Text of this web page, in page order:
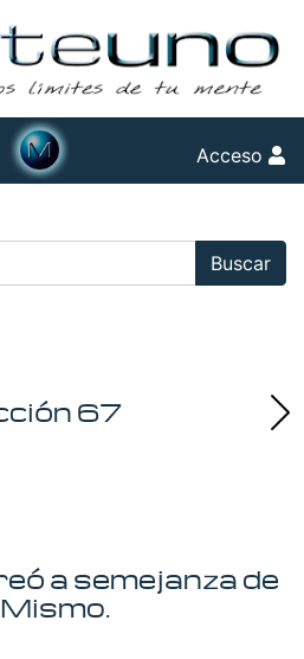
Acceso
Buscar
67
a semejanza de
Mismo.